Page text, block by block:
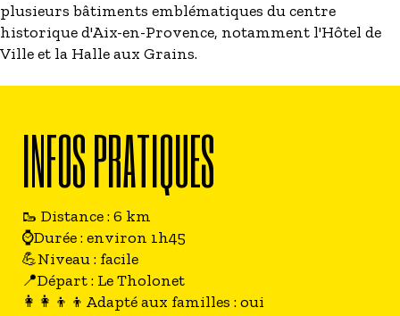
plusieurs bâtiments emblématiques du centre
historique d'Aix-en-Provence, notamment l'Hôtel de
Ville et la Halle aux Grains.
INFOS PRATIQUES
🥾 Distance : 6 km
⌚Durée : environ 1h45
💪Niveau : facile
📍Départ : Le Tholonet
👩‍👩‍👦‍👦Adapté aux familles : oui